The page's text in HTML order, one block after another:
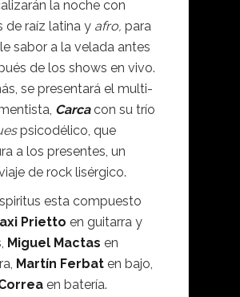
la noche con
de raíz latina y afro, para
sabor a la velada antes
de los shows en vivo.
se presentará el multi-
Carcacon su trío
psicodélico, que
a los presentes, un
de rock lisérgico.
esta compuesto
Prietto en guitarra y
Miguel Mactas en
Martín Ferbat en bajo,
en batería.